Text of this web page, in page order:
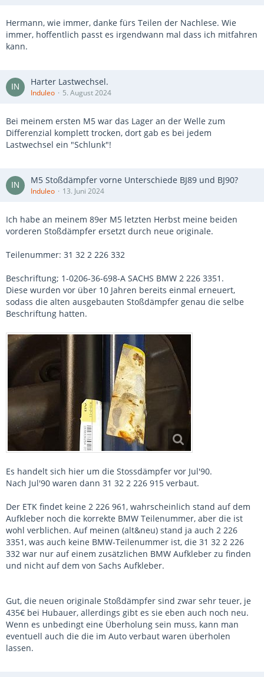
Hermann, wie immer, danke fürs Teilen der Nachlese. Wie
immer, hoffentlich passt es irgendwann mal dass ich mitfahren
kann.
Harter Lastwechsel.
Induleo 5. August 2024
Bei meinem ersten M5 war das Lager an der Welle zum
Differenzial komplett trocken, dort gab es bei jedem
Lastwechsel ein "Schlunk"!
M5 Stoßdämpfer vorne Unterschiede BJ89 und BJ90?
Induleo 13. Juni 2024
Ich habe an meinem 89er M5 letzten Herbst meine beiden
vorderen Stoßdämpfer ersetzt durch neue originale.
Teilenummer: 31 32 2 226 332
Beschriftung; 1-0206-36-698-A SACHS BMW 2 226 3351.
Diese wurden vor über 10 Jahren bereits einmal erneuert,
sodass die alten ausgebauten Stoßdämpfer genau die selbe
Beschriftung hatten.
Es handelt sich hier um die Stossdämpfer vor Jul'90.
Nach Jul'90 waren dann 31 32 2 226 915 verbaut.
Der ETK findet keine 2 226 961, wahrscheinlich stand auf dem
Aufkleber noch die korrekte BMW Teilenummer, aber die ist
wohl verblichen. Auf meinen (alt&neu) stand ja auch 2 226
3351, was auch keine BMW-Teilenummer ist, die 31 32 2 226
332 war nur auf einem zusätzlichen BMW Aufkleber zu finden
und nicht auf dem von Sachs Aufkleber.
Gut, die neuen originale Stoßdämpfer sind zwar sehr teuer, je
435€ bei Hubauer, allerdings gibt es sie eben auch noch neu.
Wenn es unbedingt eine Überholung sein muss, kann man
eventuell auch die die im Auto verbaut waren überholen
lassen.